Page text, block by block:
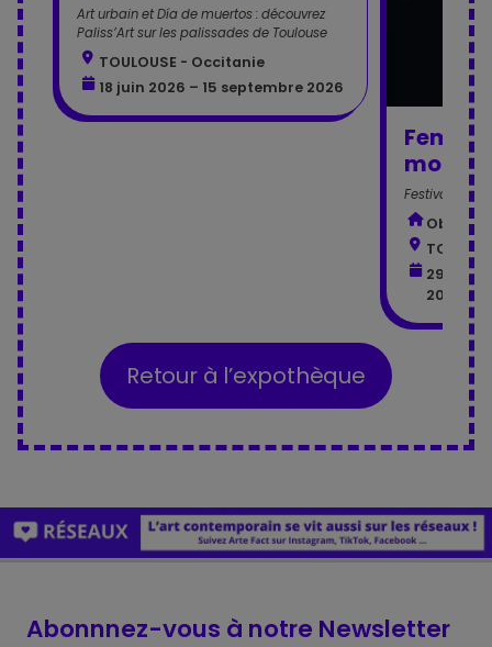
Art urbain et Día de muertos : découvrez
Paliss’Art sur les palissades de Toulouse
TOULOUSE - Occitanie
18 juin 2026 – 15 septembre 2026
Festival le
29 mai
2026
Retour à l’expothèque
Abonnnez-vous à notre Newsletter